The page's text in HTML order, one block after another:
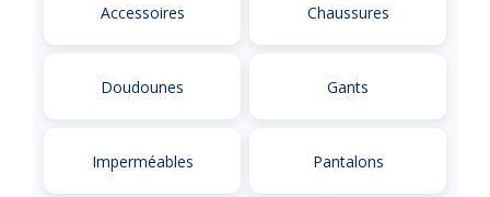
Accessoires Chaussures
Doudounes Gants
Imperméables Pantalons